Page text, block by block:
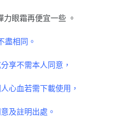
眼霜再便宜一些 。
盡相同。
享不需本人同意，
心血若需下載使用，
及註明出處。